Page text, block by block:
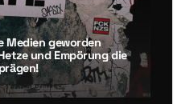
Medi­en gewor­den
und Empö­rung die